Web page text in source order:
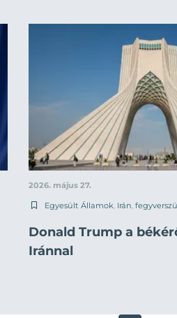
2026. május 27.
Egyesült Államok Irán
Donald Trump a
Iránnal